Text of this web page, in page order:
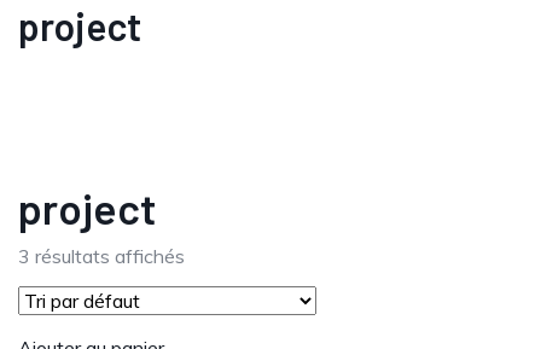
project
project
3 résultats affichés